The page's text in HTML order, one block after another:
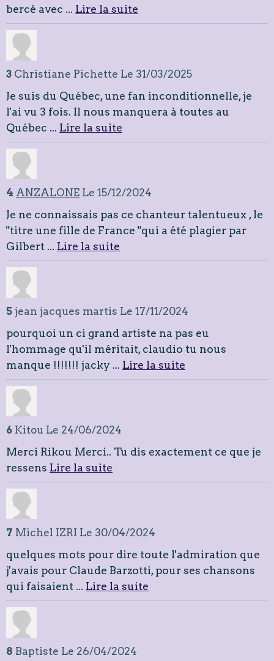
bercé avec ... Lire la suite
3 Christiane Pichette Le 31/03/2025
Je suis du Québec, une fan inconditionnelle, je
l'ai vu 3 fois. Il nous manquera à toutes au
Québec ... Lire la suite
4 ANZALONE Le 15/12/2024
Je ne connaissais pas ce chanteur talentueux , le
"titre une fille de France "qui a été plagier par
Gilbert ... Lire la suite
5 jean jacques martis Le 17/11/2024
pourquoi un ci grand artiste na pas eu
l'hommage qu'il méritait, claudio tu nous
manque !!!!!!! jacky ... Lire la suite
6 Kitou Le 24/06/2024
Merci Rikou Merci.. Tu dis exactement ce que je
ressens Lire la suite
7 Michel IZRI Le 30/04/2024
quelques mots pour dire toute l'admiration que
j'avais pour Claude Barzotti, pour ses chansons
qui faisaient ... Lire la suite
8 Baptiste Le 26/04/2024